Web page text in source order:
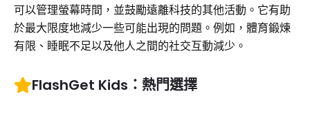
可以管理螢幕時間，並鼓勵遠離科技的其他活動。它有助
於最大限度地減少一些可能出現的問題。例如，體育鍛煉
有限、睡眠不足以及他人之間的社交互動減少。
FlashGet Kids：熱門選擇